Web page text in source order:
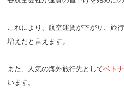
これにより、航空運賃が下がり、旅
増えたと言えます。
また、人気の海外旅行先としてベト
います。